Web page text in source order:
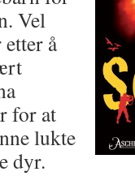
Vel
å
for at
lukte
dyr.